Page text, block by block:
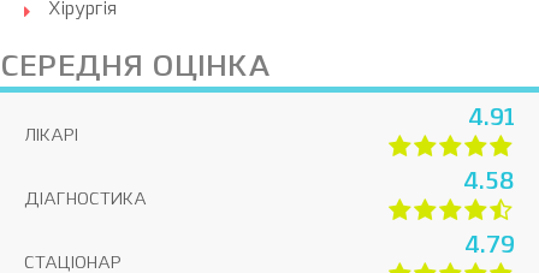
Хірургія
СЕРЕДНЯ ОЦІНКА
ЛІКАРІ
4.91
ДІАГНОСТИКА
4.58
СТАЦІОНАР
4.79